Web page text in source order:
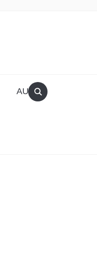
AULA